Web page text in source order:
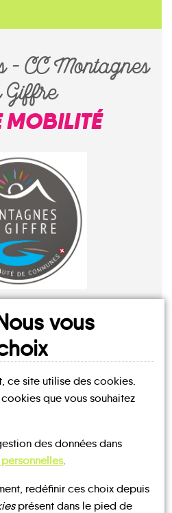
– CC Montagnes
Giffre
MOBILITÉ
Ma fiche
MOBILITE
vous
ce site utilise des cookies.
que vous souhaitez
des données dans
.
redéfinir ces choix depuis
présent dans le pied de